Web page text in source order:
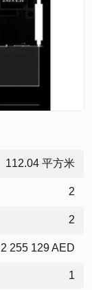
112.04 平方米
2
2
2 255 129 AED
1